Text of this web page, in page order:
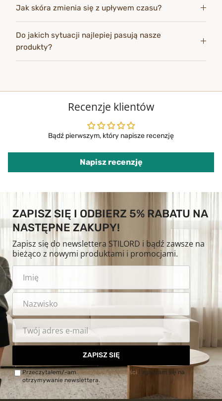
Jak skóra zmienia się z upływem czasu?
Do jakich sytuacji najlepiej pasują nasze
produkty?
Recenzje klientów
Bądź pierwszym, który napisze recenzję
Napisz recenzję
ZAPISZ SIĘ I ODBIERZ 5% RABATU NA
NASTĘPNE ZAKUPY!
Zapisz się do newslettera STILORD i bądź zawsze na
bieżąco z nowymi produktami i promocjami.
ZAPISZ SIĘ
Przeczytałem/-amPolitykę prywatności i zgadzam się na
otrzymywanie newslettera.